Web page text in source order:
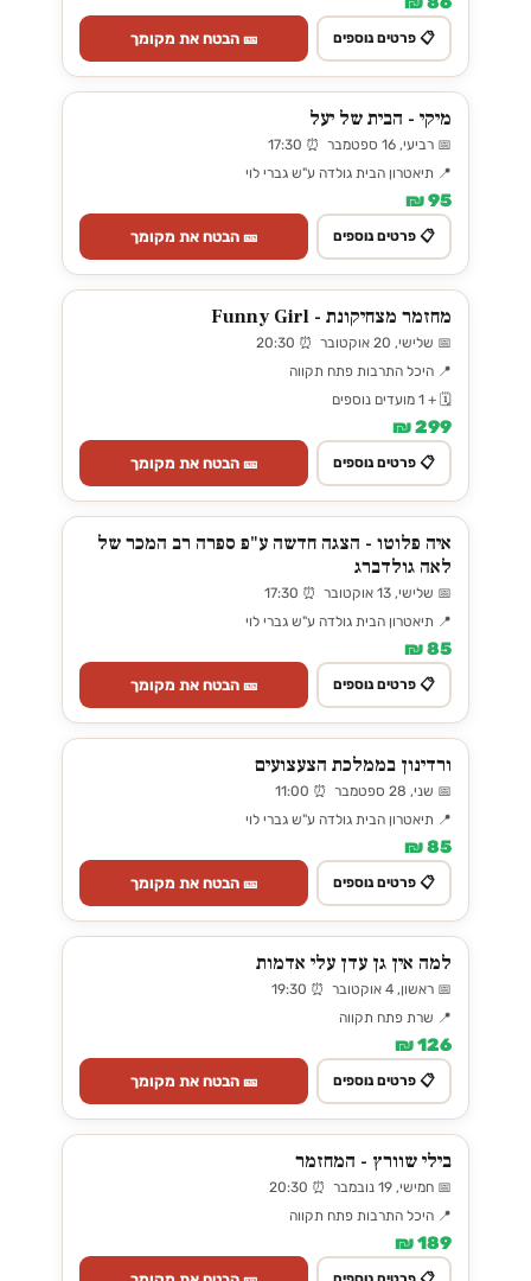
📋 פרטים נוספים 🎫 הבטח את מקומך
מיקי - הבית של יעל
📅 רביעי, 16 ספטמבר ⏰ 17:30
📍 תיאטרון הבית גולדה ע"ש גברי לוי
95 ₪
📋 פרטים נוספים 🎫 הבטח את מקומך
מחזמר מצחיקונת - Funny Girl
📅 שלישי, 20 אוקטובר ⏰ 20:30
📍 היכל התרבות פתח תקווה
🗓️ + 1 מועדים נוספים
299 ₪
📋 פרטים נוספים 🎫 הבטח את מקומך
איה פלוטו - הצגה חדשה ע"פ ספרה רב המכר של
לאה גולדברג
📅 שלישי, 13 אוקטובר ⏰ 17:30
📍 תיאטרון הבית גולדה ע"ש גברי לוי
85 ₪
📋 פרטים נוספים 🎫 הבטח את מקומך
ורדינון בממלכת הצעצועים
📅 שני, 28 ספטמבר ⏰ 11:00
📍 תיאטרון הבית גולדה ע"ש גברי לוי
85 ₪
📋 פרטים נוספים 🎫 הבטח את מקומך
למה אין גן עדן עלי אדמות
📅 ראשון, 4 אוקטובר ⏰ 19:30
📍 שרת פתח תקווה
126 ₪
📋 פרטים נוספים 🎫 הבטח את מקומך
בילי שוורץ - המחזמר
📅 חמישי, 19 נובמבר ⏰ 20:30
📍 היכל התרבות פתח תקווה
189 ₪